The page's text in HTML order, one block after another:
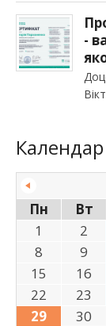
-
Пн
Вт
1
2
8
9
15
16
22
23
29
30